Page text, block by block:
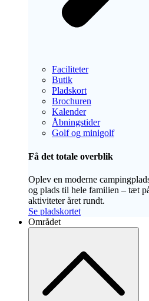
Faciliteter
Butik
Pladskort
Brochuren
Kalender
Åbningstider
Golf og minigolf
Få det totale overblik
Oplev en moderne
og plads til hele familien – tæt
aktiviteter året rundt.
Se pladskortet
Området